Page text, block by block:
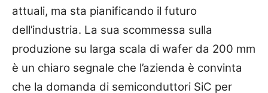
attuali, ma sta pianificando il futuro
dell’industria. La sua scommessa sulla
produzione su larga scala di wafer da 200 mm
è un chiaro segnale che l’azienda è convinta
che la domanda di semiconduttori SiC per